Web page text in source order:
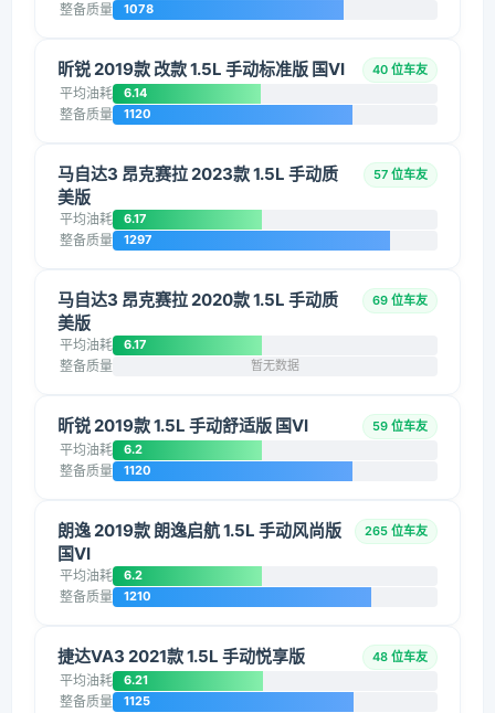
整备质量 1078
昕锐 2019款 改款 1.5L 手动标准版 国VI 40 位车友
平均油耗 6.14
整备质量 1120
马自达3 昂克赛拉 2023款 1.5L 手动质
美版
57 位车友
平均油耗 6.17
整备质量 1297
马自达3 昂克赛拉 2020款 1.5L 手动质
美版
69 位车友
平均油耗 6.17
整备质量 暂无数据
昕锐 2019款 1.5L 手动舒适版 国VI 59 位车友
平均油耗 6.2
整备质量 1120
朗逸 2019款 朗逸启航 1.5L 手动风尚版
国VI
265 位车友
平均油耗 6.2
整备质量 1210
捷达VA3 2021款 1.5L 手动悦享版 48 位车友
平均油耗 6.21
整备质量 1125